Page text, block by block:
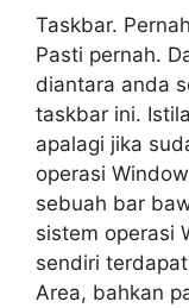
Taskbar.
Pasti pernah.
diantara anda
taskbar ini.
apalagi jika
operasi
sebuah bar
sistem operasi
sendiri
Area, bahkan